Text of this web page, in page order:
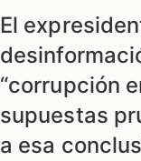
El
“corrupción
supuestas
a esa